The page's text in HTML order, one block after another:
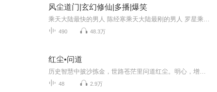
风尘道门|玄幻修仙|多播|爆笑
490 48.3万
红尘•问道
48 2.9万